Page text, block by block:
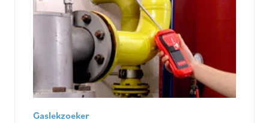
Metaal- en draaddetector